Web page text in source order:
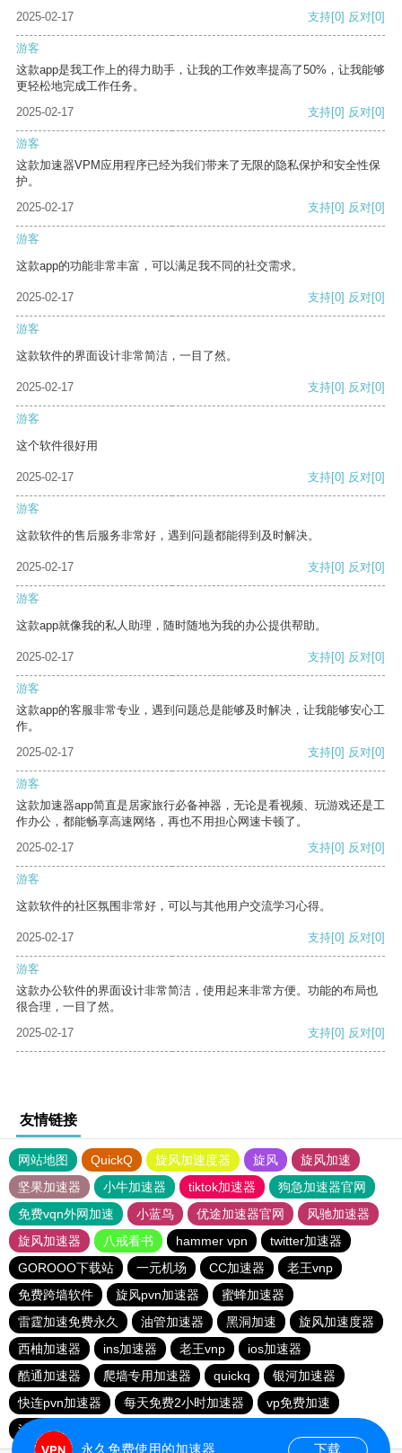
2025-02-17
支持[0] 反对[0]
游客
这款app是我工作上的得力助手，让我的工作效率提高了50%，让我能够
更轻松地完成工作任务。
2025-02-17
支持[0] 反对[0]
游客
这款加速器VPM应用程序已经为我们带来了无限的隐私保护和安全性保
护。
2025-02-17
支持[0] 反对[0]
游客
这款app的功能非常丰富，可以满足我不同的社交需求。
2025-02-17 支持[0] 反对[0]
游客
这款软件的界面设计非常简洁，一目了然。
2025-02-17 支持[0] 反对[0]
游客
这个软件很好用
2025-02-17 支持[0] 反对[0]
游客
这款软件的售后服务非常好，遇到问题都能得到及时解决。
2025-02-17 支持[0] 反对[0]
游客
这款app就像我的私人助理，随时随地为我的办公提供帮助。
2025-02-17 支持[0] 反对[0]
游客
这款app的客服非常专业，遇到问题总是能够及时解决，让我能够安心工
作。
2025-02-17
支持[0] 反对[0]
游客
这款加速器app简直是居家旅行必备神器，无论是看视频、玩游戏还是工
作办公，都能畅享高速网络，再也不用担心网速卡顿了。
2025-02-17
支持[0] 反对[0]
游客
这款软件的社区氛围非常好，可以与其他用户交流学习心得。
2025-02-17 支持[0] 反对[0]
游客
这款办公软件的界面设计非常简洁，使用起来非常方便。功能的布局也
很合理，一目了然。
2025-02-17
支持[0] 反对[0]
友情链接
网站地图 QuickQ 旋风加速度器 旋风
旋风加速
坚果加速器
小牛加速器 tiktok加速器
狗急加速器官网
免费vqn外网加速
小蓝鸟 优途加速器官网
风驰加速器
旋风加速器
八戒看书 hammer vpn
twitter加速器
GOROOO下载站
一元机场 CC加速器
老王vnp
免费跨墙软件
旋风pvn加速器
蜜蜂加速器
雷霆加速免费永久
油管加速器 黑洞加速
旋风加速度器
西柚加速器
ins加速器 老王vnp
ios加速器
酷通加速器
爬墙专用加速器 quickq
银河加速器
快连pvn加速器
每天免费2小时加速器
vp免费加速
油管加速器
永久免费使用的加速器 下载